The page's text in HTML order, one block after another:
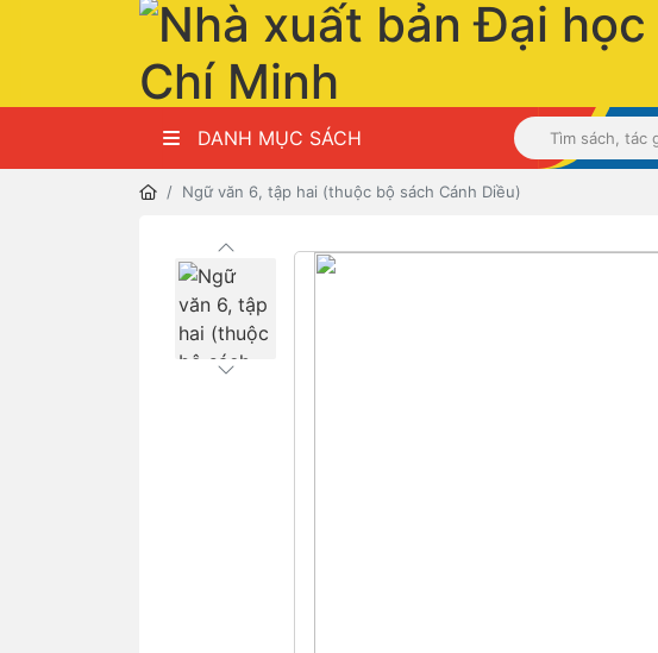
DANH MỤC SÁCH
Ngữ văn 6, tập hai (thuộc bộ sách Cánh Diều)